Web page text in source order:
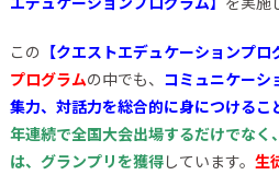
この 【クエストエデュケーションプロ
プログラムの中でも、 コミュニケーシ
集力、対話力を総合的に身につけるこ
年連続で全国大会出場するだけでなく
は、グランプリを獲得しています。 生